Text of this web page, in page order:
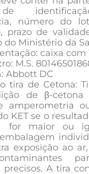
número do
prazo de
do Ministério da
caixa com
M.S.
Abbott DC
tira de Cetona:
de β-cetona
amperometria
KET se o
for maior ou
exposição ao
precisos. A tira